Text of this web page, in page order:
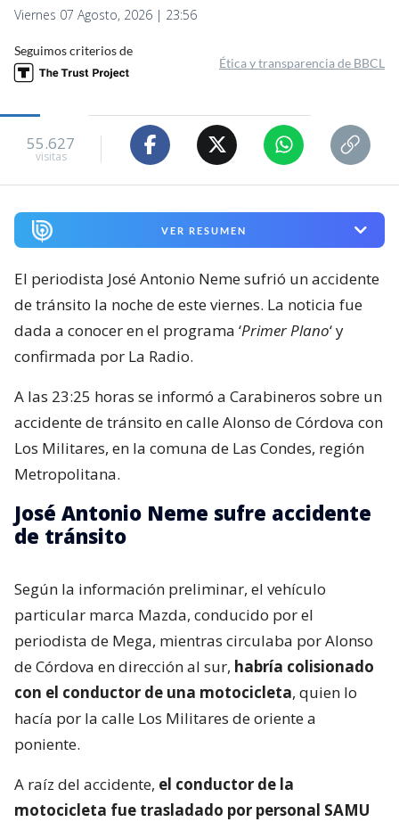
Viernes 07 Agosto, 2026 | 23:56
Seguimos criterios de
Ética y transparencia de BBCL
55.627
visitas
VER RESUMEN
El periodista José Antonio Neme sufrió un accidente
de tránsito la noche de este viernes. La noticia fue
dada a conocer en el programa ‘Primer Plano‘ y
confirmada por La Radio.
A las 23:25 horas se informó a Carabineros sobre un
accidente de tránsito en calle Alonso de Córdova con
Los Militares, en la comuna de Las Condes, región
Metropolitana.
José Antonio Neme sufre accidente
de tránsito
Según la información preliminar, el vehículo
particular marca Mazda, conducido por el
periodista de Mega, mientras circulaba por Alonso
de Córdova en dirección al sur, habría colisionado
con el conductor de una motocicleta, quien lo
hacía por la calle Los Militares de oriente a
poniente.
A raíz del accidente, el conductor de la
motocicleta fue trasladado por personal SAMU